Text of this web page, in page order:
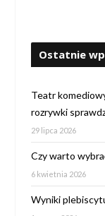
Ostatnie
Teatr
rozrywki
29 lipca 2026
Czy warto
6 kwietnia 2026
Wyniki